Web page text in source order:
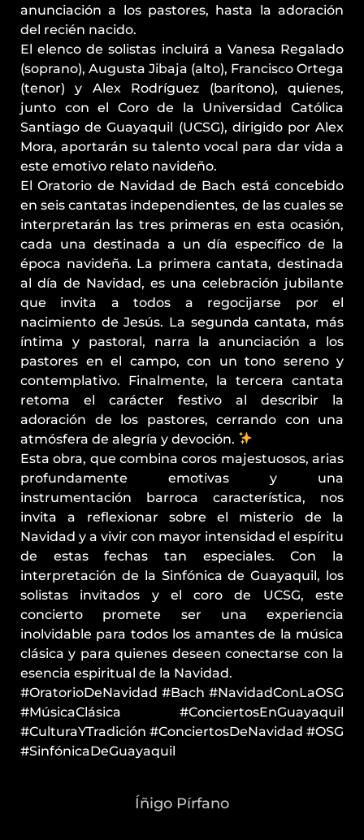
anunciación a los pastores, hasta la adoración
del recién nacido.
El elenco de solistas incluirá a Vanesa Regalado
(soprano), Augusta Jibaja (alto), Francisco Ortega
(tenor) y Alex Rodríguez (barítono), quienes,
junto con el Coro de la Universidad Católica
Santiago de Guayaquil (UCSG), dirigido por Alex
Mora, aportarán su talento vocal para dar vida a
este emotivo relato navideño.
El Oratorio de Navidad de Bach está concebido
en seis cantatas independientes, de las cuales se
interpretarán las tres primeras en esta ocasión,
cada una destinada a un día específico de la
época navideña. La primera cantata, destinada
al día de Navidad, es una celebración jubilante
que invita a todos a regocijarse por el
nacimiento de Jesús. La segunda cantata, más
íntima y pastoral, narra la anunciación a los
pastores en el campo, con un tono sereno y
contemplativo. Finalmente, la tercera cantata
retoma el carácter festivo al describir la
adoración de los pastores, cerrando con una
atmósfera de alegría y devoción.
Esta obra, que combina coros majestuosos, arias
profundamente emotivas y una
instrumentación barroca característica, nos
invita a reflexionar sobre el misterio de la
Navidad y a vivir con mayor intensidad el espíritu
de estas fechas tan especiales. Con la
interpretación de la Sinfónica de Guayaquil, los
solistas invitados y el coro de UCSG, este
concierto promete ser una experiencia
inolvidable para todos los amantes de la música
clásica y para quienes deseen conectarse con la
esencia espiritual de la Navidad.
#OratorioDeNavidad #Bach #NavidadConLaOSG
#MúsicaClásica #ConciertosEnGuayaquil
#CulturaYTradición #ConciertosDeNavidad #OSG
#SinfónicaDeGuayaquil
Íñigo Pírfano